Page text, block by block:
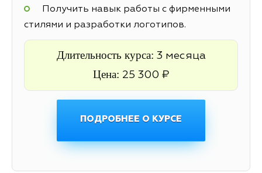
Получить навык работы с фирменными
стилями и разработки логотипов.
Длительность курса: 3 месяца
Цена: 25 300 ₽
ПОДРОБНЕЕ О КУРСЕ